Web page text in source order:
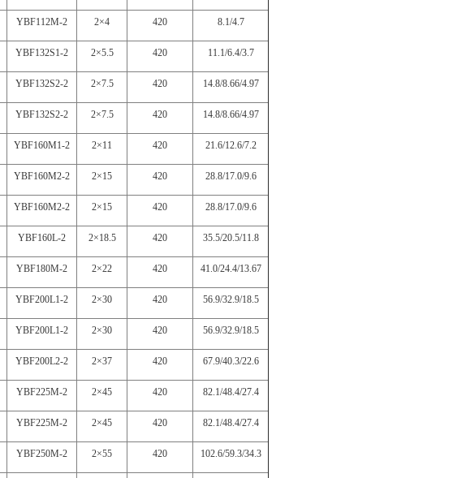
YBF112M-2 2×4 420 8.1/4.7
YBF132S1-2 2×5.5 420 11.1/6.4/3.7
YBF132S2-2 2×7.5 420 14.8/8.66/4.97
YBF132S2-2 2×7.5 420 14.8/8.66/4.97
YBF160M1-2 2×11 420 21.6/12.6/7.2
YBF160M2-2 2×15 420 28.8/17.0/9.6
YBF160M2-2 2×15 420 28.8/17.0/9.6
YBF160L-2 2×18.5 420 35.5/20.5/11.8
YBF180M-2 2×22 420 41.0/24.4/13.67
YBF200L1-2 2×30 420 56.9/32.9/18.5
YBF200L1-2 2×30 420 56.9/32.9/18.5
YBF200L2-2 2×37 420 67.9/40.3/22.6
YBF225M-2 2×45 420 82.1/48.4/27.4
YBF225M-2 2×45 420 82.1/48.4/27.4
YBF250M-2 2×55 420 102.6/59.3/34.3